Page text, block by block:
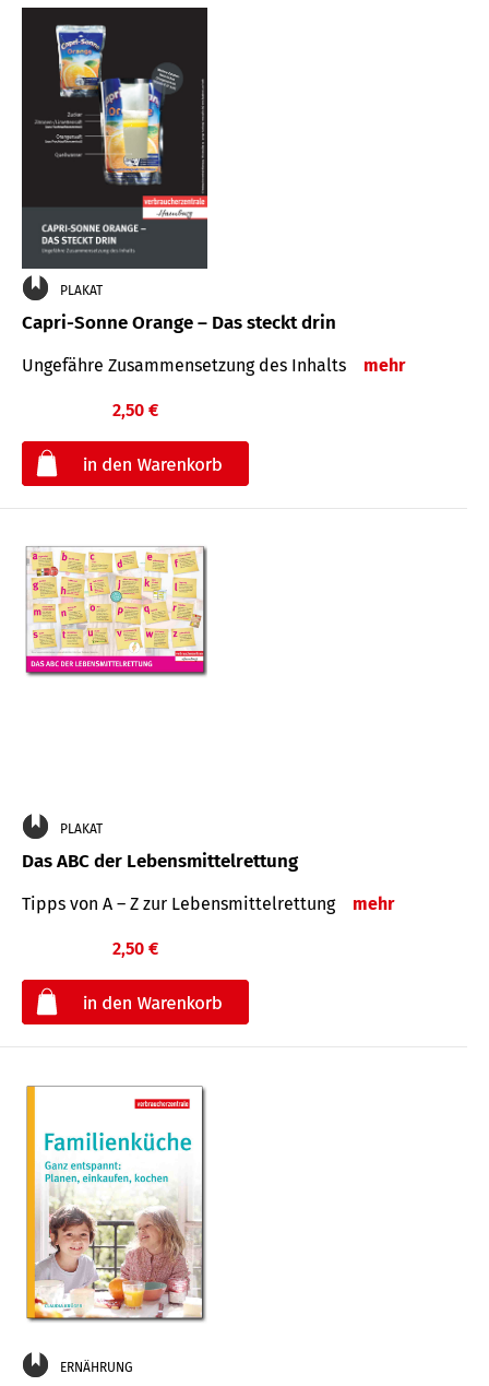
PLAKAT
Capri-Sonne Orange – Das steckt drin
Ungefähre Zu­sammen­setzung des Inhalts mehr
2,50 €
PLAKAT
Das ABC der Lebensmittelrettung
Tipps von A – Z zur Lebensmittelrettung mehr
2,50 €
ERNÄHRUNG